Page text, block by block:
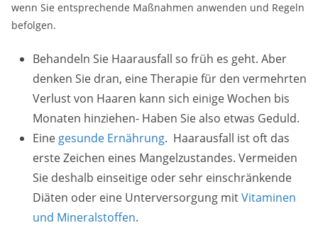
wenn Sie entsprechende Maßnahmen anwenden und Regeln
befolgen.
Behandeln Sie Haarausfall so früh es geht. Aber
denken Sie dran, eine Therapie für den vermehrten
Verlust von Haaren kann sich einige Wochen bis
Monaten hinziehen- Haben Sie also etwas Geduld.
Eine gesunde Ernährung. Haarausfall ist oft das
erste Zeichen eines Mangelzustandes. Vermeiden
Sie deshalb einseitige oder sehr einschränkende
Diäten oder eine Unterversorgung mitVitaminen
und Mineralstoffen.